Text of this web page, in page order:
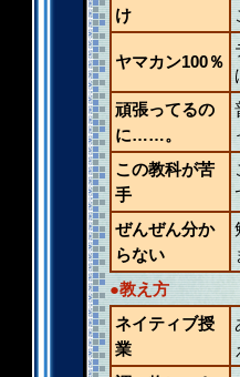
け
ヤマカン100％
頑張ってるの
に……。
この教科が苦
手
ぜんぜん分か
らない
●教え方
ネイティブ授
業